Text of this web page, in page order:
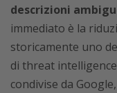
descrizioni
immediato è la
storicamente uno
di threat
condivise da Google,